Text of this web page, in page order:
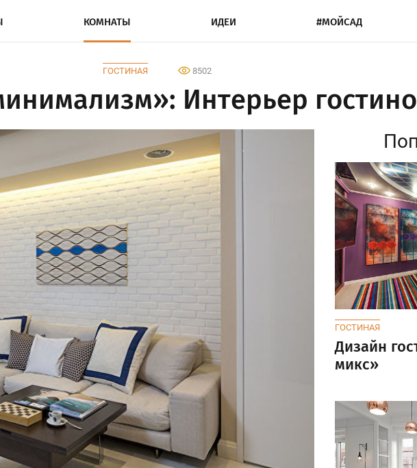
КОМНАТЫ ИДЕИ #МОЙСАД
ГОСТИНАЯ 8502
Интерьер
ГОСТИНАЯ
Дизайн
микс»